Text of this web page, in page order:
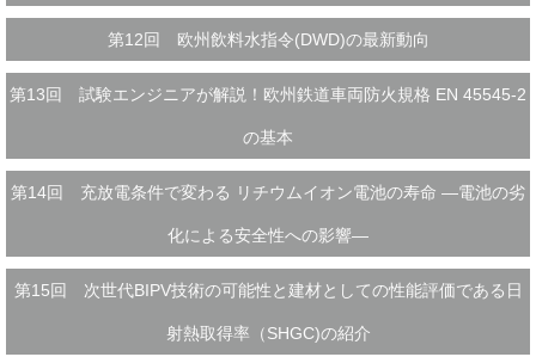
第12回 欧州飲料水指令(DWD)の最新動向
第13回 試験エンジニアが解説！欧州鉄道車両防火規格 EN 45545-2
の基本
第14回 充放電条件で変わる リチウムイオン電池の寿命 ―電池の劣
化による安全性への影響―
第15回 次世代BIPV技術の可能性と建材としての性能評価である日
射熱取得率（SHGC)の紹介